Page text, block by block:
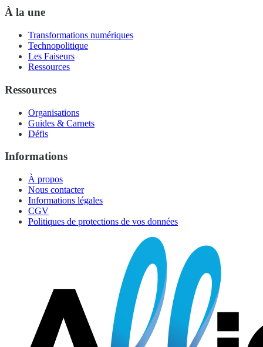
À la une
Transformations numériques
Technopolitique
Les Faiseurs
Ressources
Ressources
Organisations
Guides & Carnets
Défis
Informations
À propos
Nous contacter
Informations légales
CGV
Politiques de protections de vos données